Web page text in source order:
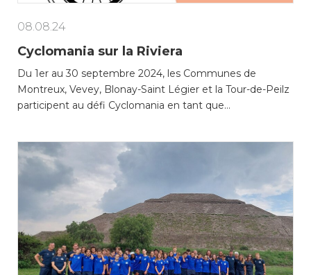
08.08.24
Cyclomania sur la Riviera
Du 1er au 30 septembre 2024, les Communes de
Montreux, Vevey, Blonay-Saint Légier et la Tour-de-Peilz
participent au défi Cyclomania en tant que…